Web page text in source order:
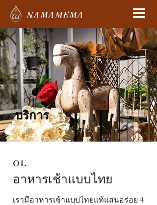
NAMAMEMA
บริการ
01.
อาหารเช้าแบบไทย
เรามีอาหารเช้าแบบไทยแท้แสนอร่อย 4